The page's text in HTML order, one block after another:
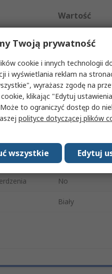
Wartość
Przedłużacz
BT
A Żeńskie
Męski
No
Biały
Twoją prywatność
cookie i innych technologii
i wyświetlania reklam na
wyrażasz zgodę na
klikając "Edytuj
to ograniczyć dostęp do
polityce dotyczącej plików
Edytuj
wszystkie